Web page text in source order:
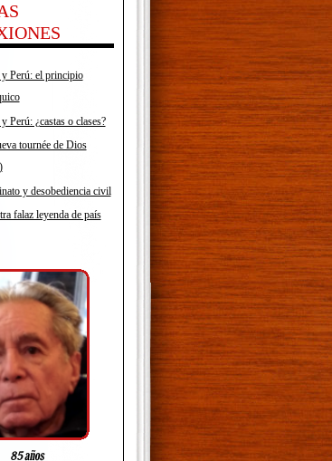
Perú: el principio
Perú: ¿castas o clases?
tournée de Dios
y desobediencia civil
falaz leyenda de país